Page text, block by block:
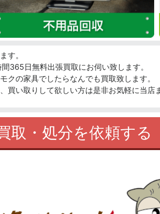
す。
365日無料出張買取にお伺い致します。
クの家具でしたらなんでも買取致します。
い取りして欲しい方は是非お気軽に当店
取・処分を依頼する